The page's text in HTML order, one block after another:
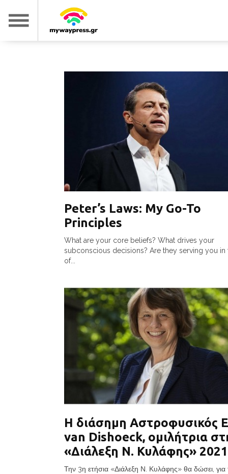
Peter’s Laws: My Go-To
Principles
What are your core beliefs? What drives your
subconscious decisions? Are they serving you
of...
Η διάσημη Αστροφυσικός
van Dishoeck, ομιλήτρια
«Διάλεξη Ν. Κυλάφης» 2021
Την 3η ετήσια «Διάλεξη Ν. Κυλάφης» θα δώσει,